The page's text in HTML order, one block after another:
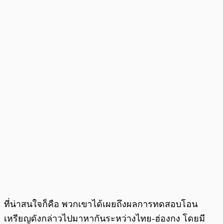
ที่น่าสนใจก็คือ พวกเขาได้เผยถึงผลการทดสอบโอน
เหรียญดังกล่าวไปมาหากันระหว่างไทย-ฮ่องกง โดยมี